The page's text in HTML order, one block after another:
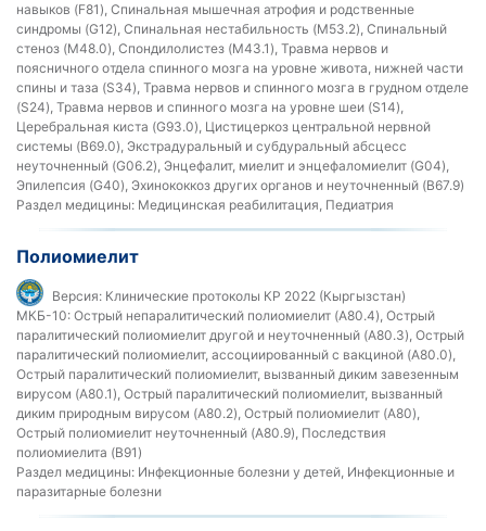
навыков (F81), Спинальная мышечная атрофия и родственные
синдромы (G12), Спинальная нестабильность (M53.2), Спинальный
стеноз (M48.0), Спондилолистез (M43.1), Травма нервов и
поясничного отдела спинного мозга на уровне живота, нижней части
спины и таза (S34), Травма нервов и спинного мозга в грудном отделе
(S24), Травма нервов и спинного мозга на уровне шеи (S14),
Церебральная киста (G93.0), Цистицеркоз центральной нервной
системы (B69.0), Экстрадуральный и субдуральный абсцесс
неуточненный (G06.2), Энцефалит, миелит и энцефаломиелит (G04),
Эпилепсия (G40), Эхинококкоз других органов и неуточненный (B67.9)
Раздел медицины: Медицинская реабилитация, Педиатрия
Полиомиелит
Версия: Клинические протоколы КР 2022 (Кыргызстан)
МКБ-10: Острый непаралитический полиомиелит (A80.4), Острый
паралитический полиомиелит другой и неуточненный (A80.3), Острый
паралитический полиомиелит, ассоциированный с вакциной (A80.0),
Острый паралитический полиомиелит, вызванный диким завезенным
вирусом (A80.1), Острый паралитический полиомиелит, вызванный
диким природным вирусом (A80.2), Острый полиомиелит (A80),
Острый полиомиелит неуточненный (A80.9), Последствия
полиомиелита (B91)
Раздел медицины: Инфекционные болезни у детей, Инфекционные и
паразитарные болезни